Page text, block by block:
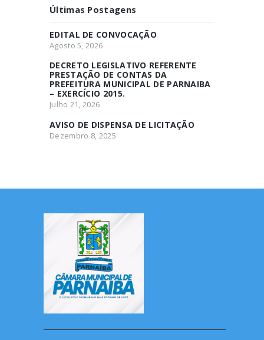
Últimas Postagens
EDITAL DE CONVOCAÇÃO
Agosto 5, 2026
DECRETO LEGISLATIVO REFERENTE
PRESTAÇÃO DE CONTAS DA
PREFEITURA MUNICIPAL DE PARNAIBA
– EXERCÍCIO 2015.
Julho 21, 2026
AVISO DE DISPENSA DE LICITAÇÃO
Dezembro 8, 2025